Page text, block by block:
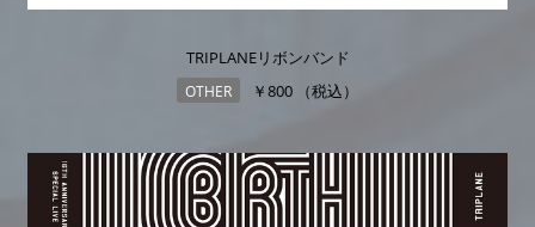
TRIPLANEリボンバンド
OTHER ￥800 （税込）